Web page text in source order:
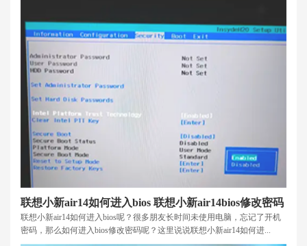
联想小新air14如何进入bios 联想小新air14bios修改密码
联想小新air14如何进入bios呢？很多朋友长时间未使用电脑，忘记了开机
密码，那么如何进入bios修改密码呢？这里说说联想小新air14如何进...